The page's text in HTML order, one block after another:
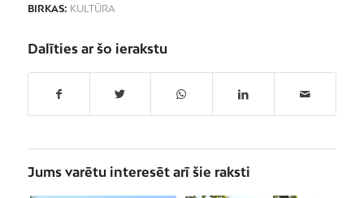
BIRKAS: KULTŪRA
Dalīties ar šo ierakstu
Jums varētu interesēt arī šie raksti